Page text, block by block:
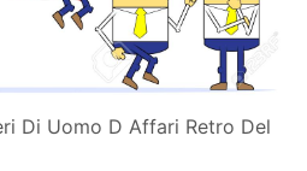
Di Uomo D Affari Retro Del